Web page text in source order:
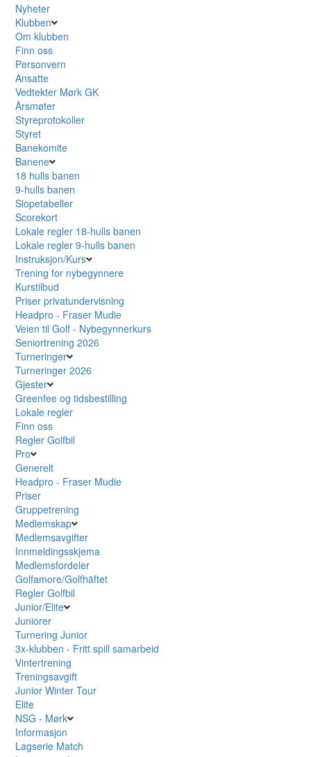
Nyheter
Klubben
Om klubben
Finn oss
Personvern
Ansatte
Vedtekter Mørk GK
Årsmøter
Styreprotokoller
Styret
Banekomite
Banene
18 hulls banen
9-hulls banen
Slopetabeller
Scorekort
Lokale regler 18-hulls banen
Lokale regler 9-hulls banen
Instruksjon/Kurs
Trening for nybegynnere
Kurstilbud
Priser privatundervisning
Headpro - Fraser Mudie
Veien til Golf - Nybegynnerkurs
Seniortrening 2026
Turneringer
Turneringer 2026
Gjester
Greenfee og tidsbestilling
Lokale regler
Finn oss
Regler Golfbil
Pro
Generelt
Headpro - Fraser Mudie
Priser
Gruppetrening
Medlemskap
Medlemsavgifter
Innmeldingsskjema
Medlemsfordeler
Golfamore/Golfhäftet
Regler Golfbil
Junior/Elite
Juniorer
Turnering Junior
3x-klubben - Fritt spill samarbeid
Vintertrening
Treningsavgift
Junior Winter Tour
Elite
NSG - Mørk
Informasjon
Lagserie Match